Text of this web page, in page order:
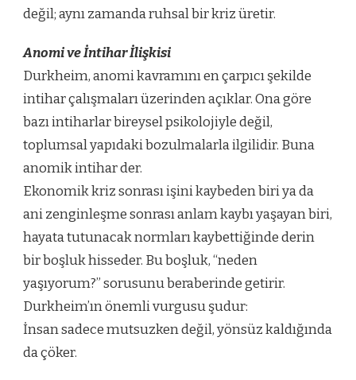
değil; aynı zamanda ruhsal bir kriz üretir.
Anomi ve İntihar İlişkisi
Durkheim, anomi kavramını en çarpıcı şekilde
intihar çalışmaları üzerinden açıklar. Ona göre
bazı intiharlar bireysel psikolojiyle değil,
toplumsal yapıdaki bozulmalarla ilgilidir. Buna
anomik intihar der.
Ekonomik kriz sonrası işini kaybeden biri ya da
ani zenginleşme sonrası anlam kaybı yaşayan biri,
hayata tutunacak normları kaybettiğinde derin
bir boşluk hisseder. Bu boşluk, “neden
yaşıyorum?” sorusunu beraberinde getirir.
Durkheim’ın önemli vurgusu şudur:
İnsan sadece mutsuzken değil, yönsüz kaldığında
da çöker.